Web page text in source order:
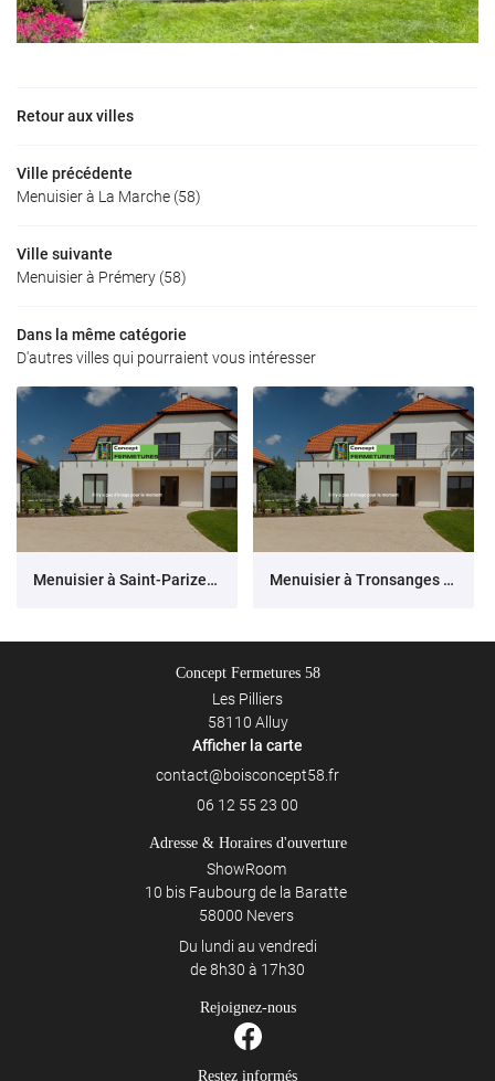
Retour aux villes
Ville précédente
Menuisier à La Marche (58)
Ville suivante
Menuisier à Prémery (58)
Dans la même catégorie
D'autres villes qui pourraient vous intéresser
Menuisier à Saint-Parize-le-Châtel (58) Menuisier à Tronsanges (58)
Concept Fermetures 58
Les Pilliers
58110 Alluy
Afficher la carte
06 12 55 23 00
Adresse & Horaires d'ouverture
ShowRoom
10 bis Faubourg de la Baratte
58000 Nevers
Du lundi au vendredi
de 8h30 à 17h30
Rejoignez-nous
Restez informés